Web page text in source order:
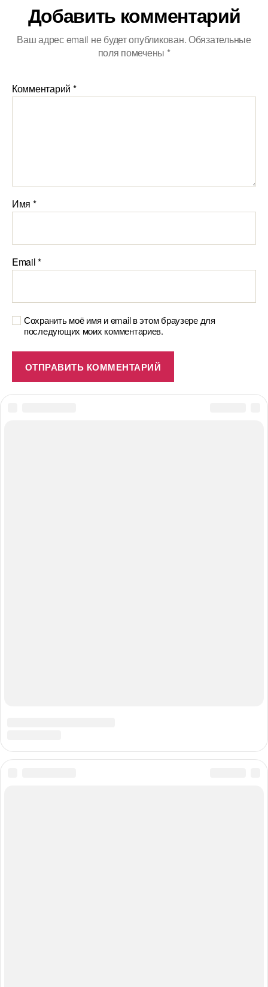
Добавить комментарий
Ваш адрес email не будет опубликован.Обязательные
поля помечены *
Комментарий *
Имя *
Email*
Сохранить моё имя и email в этом браузере для
последующих моих комментариев.